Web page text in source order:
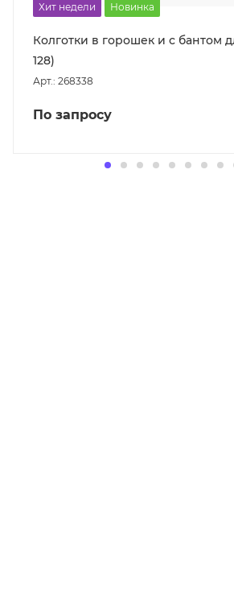
Хит недели Новинка
Колготки в горошек и с бантом
128)
Арт.: 268338
По запросу